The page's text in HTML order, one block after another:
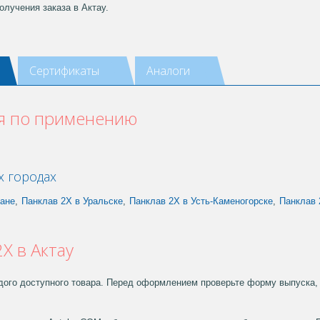
заказа в Актау.
Сертификаты Аналоги
по применению
городах
, Панклав 2Х в Уральске, Панклав 2Х в Усть-Каменогорске,
в Актау
доступного товара. Перед оформлением проверьте форму выпуска,